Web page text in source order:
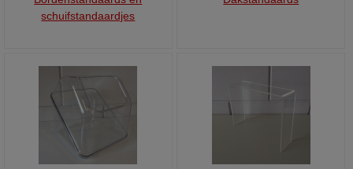
schuifstandaardjes